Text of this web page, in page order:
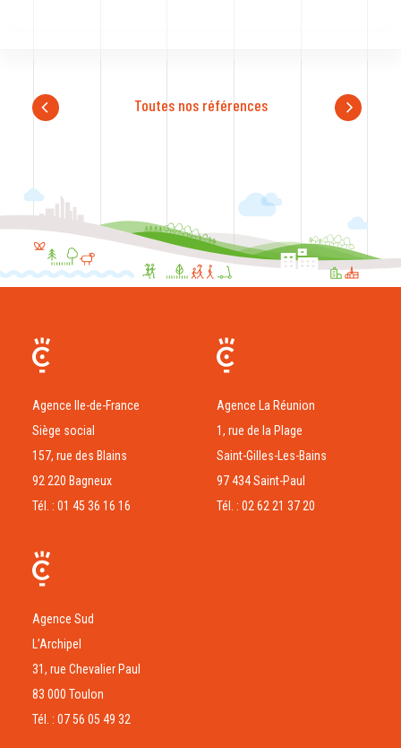
Toutes nos références
Agence Ile-de-France
Siège social
157, rue des Blains
92 220 Bagneux
Tél. : 01 45 36 16 16
Agence La Réunion
1, rue de la Plage
Saint-Gilles-Les-Bains
97 434 Saint-Paul
Tél. : 02 62 21 37 20
Agence Sud
L’Archipel
31, rue Chevalier Paul
83 000 Toulon
Tél. : 07 56 05 49 32